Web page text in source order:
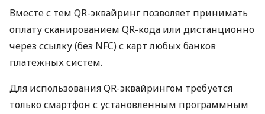
Вместе с тем QR-эквайринг позволяет принимать
оплату сканированием QR-кода или дистанционно
через ссылку (без NFC) с карт любых банков
платежных систем.
Для использования QR-эквайрингом требуется
только смартфон с установленным программным